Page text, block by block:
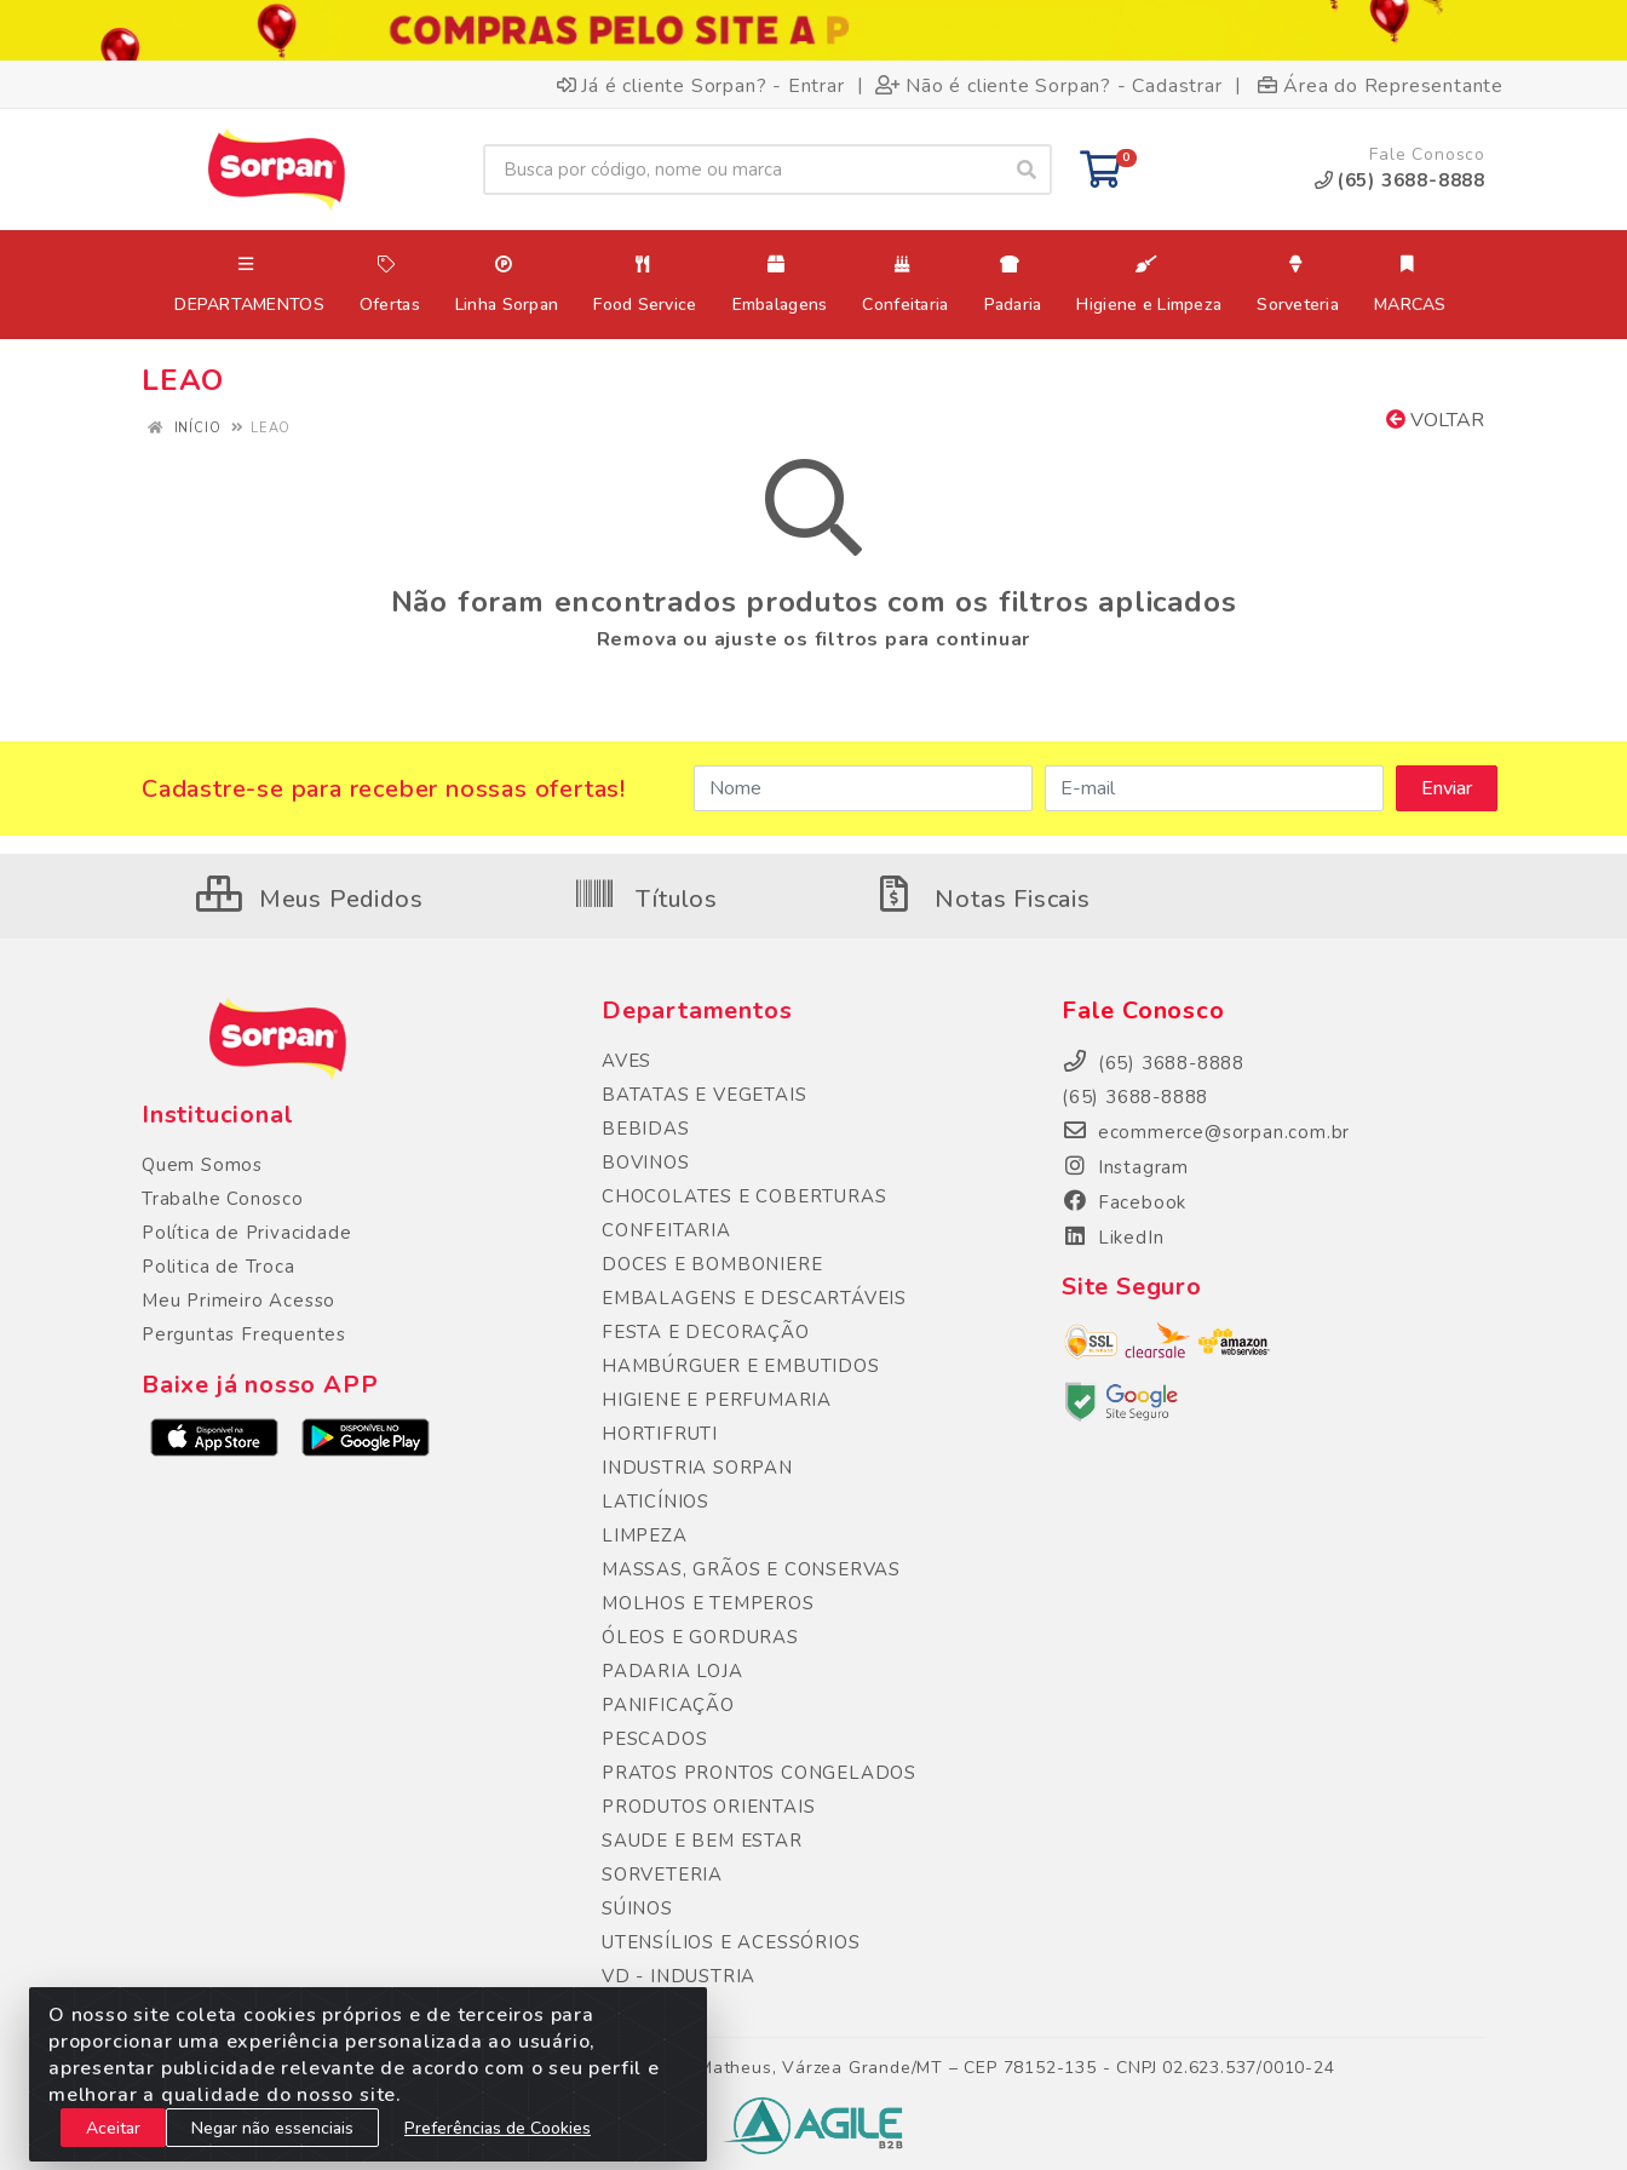
Já é cliente Sorpan? - Entrar | Não é cliente Sorpan? - Cadastrar | Área do Representante
0 Fale Conosco
(65) 3688-8888
DEPARTAMENTOS Ofertas Linha Sorpan Food Service Embalagens Confeitaria Padaria Higiene e Limpeza Sorveteria MARCAS
LEAO
VOLTAR
INÍCIO LEAO
Não foram encontrados produtos com os filtros aplicados
Remova ou ajuste os filtros para continuar
O nosso site coleta cookies próprios e de terceiros para
proporcionar uma experiência personalizada ao usuário,
apresentar publicidade relevante de acordo com o seu perfil e
melhorar a qualidade do nosso site.
Aceitar Negar não essenciais Preferências de Cookies
Cadastre-se para receber nossas ofertas!
Meus Pedidos Títulos Notas Fiscais
Institucional
Quem Somos
Trabalhe Conosco
Política de Privacidade
Politica de Troca
Meu Primeiro Acesso
Perguntas Frequentes
Baixe já nosso APP
Departamentos
AVES
BATATAS E VEGETAIS
BEBIDAS
BOVINOS
CHOCOLATES E COBERTURAS
CONFEITARIA
DOCES E BOMBONIERE
EMBALAGENS E DESCARTÁVEIS
FESTA E DECORAÇÃO
HAMBÚRGUER E EMBUTIDOS
HIGIENE E PERFUMARIA
HORTIFRUTI
INDUSTRIA SORPAN
LATICÍNIOS
LIMPEZA
MASSAS, GRÃOS E CONSERVAS
MOLHOS E TEMPEROS
ÓLEOS E GORDURAS
PADARIA LOJA
PANIFICAÇÃO
PESCADOS
PRATOS PRONTOS CONGELADOS
PRODUTOS ORIENTAIS
SAUDE E BEM ESTAR
SORVETERIA
SÚINOS
UTENSÍLIOS E ACESSÓRIOS
VD - INDUSTRIA
Fale Conosco
(65) 3688-8888
(65) 3688-8888
ecommerce@sorpan.com.br
Instagram
Facebook
LikedIn
Site Seguro
Sorpan - Rodovia dos Imigrantes, Lote 06, São Matheus, Várzea Grande/MT – CEP 78152-135 - CNPJ 02.623.537/0010-24